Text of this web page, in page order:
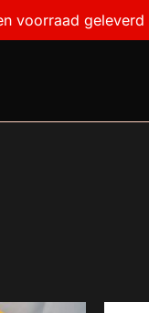
voorraad geleverd